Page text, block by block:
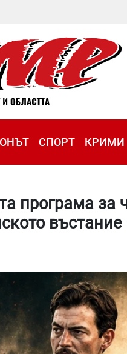
СПОРТ КРИМИ
програма за